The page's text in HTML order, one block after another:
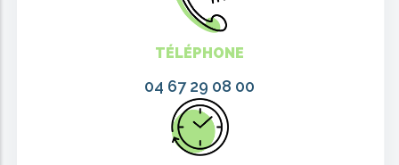
TÉLÉPHONE
04 67 29 08 00